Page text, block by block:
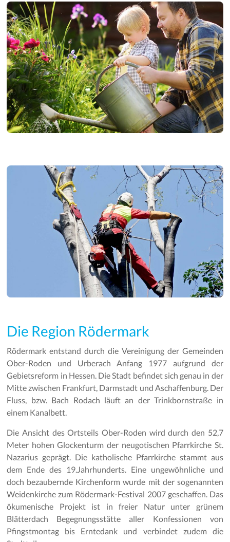
Die Region Rödermark
Rödermark entstand durch die Vereinigung der Gemeinden
Ober-Roden und Urberach Anfang 1977 aufgrund der
Gebietsreform in Hessen. Die Stadt befindet sich genau in der
Mitte zwischen Frankfurt, Darmstadt und Aschaffenburg. Der
Fluss, bzw. Bach Rodach läuft an der Trinkbornstraße in
einem Kanalbett.
Die Ansicht des Ortsteils Ober-Roden wird durch den 52,7
Meter hohen Glockenturm der neugotischen Pfarrkirche St.
Nazarius geprägt. Die katholische Pfarrkirche stammt aus
dem Ende des 19.Jahrhunderts. Eine ungewöhnliche und
doch bezaubernde Kirchenform wurde mit der sogenannten
Weidenkirche zum Rödermark-Festival 2007 geschaffen. Das
ökumenische Projekt ist in freier Natur unter grünem
Blätterdach Begegnungsstätte aller Konfessionen von
Pfingstmontag bis Erntedank und verbindet zudem die